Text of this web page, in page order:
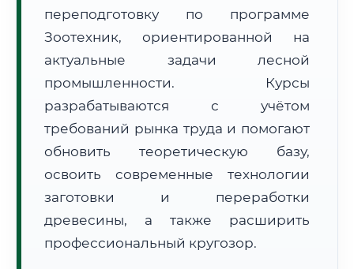
Часовой пояс:
МСК (UTC+3)
Формат учебы:
Дистанционно
🗺️ Зона обслуживания: г. Тверь
переподготовку по программе
Зоотехник, ориентированной на
актуальные задачи лесной
промышленности. Курсы
разрабатываются с учётом
требований рынка труда и помогают
обновить теоретическую базу,
освоить современные технологии
заготовки и переработки
древесины, а также расширить
профессиональный кругозор.